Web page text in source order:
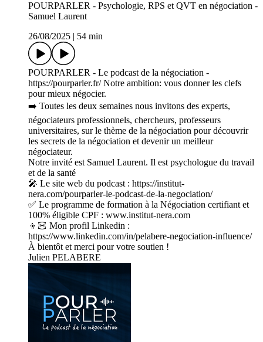
POURPARLER - Psychologie, RPS et QVT en négociation -
Samuel Laurent
26/08/2025
54 min
POURPARLER - Le podcast de la négociation -
https://pourparler.fr/ Notre ambition: vous donner les clefs
pour mieux négocier.
➡️ Toutes les deux semaines nous invitons des experts,
négociateurs professionnels, chercheurs, professeurs
universitaires, sur le thème de la négociation pour découvrir
les secrets de la négociation et devenir un meilleur
négociateur.
Notre invité est Samuel Laurent. Il est psychologue du travail
et de la santé
🎤 Le site web du podcast : https://institut-
nera.com/pourparler-le-podcast-de-la-negociation/
✅ Le programme de formation à la Négociation certifiant et
100% éligible CPF : www.institut-nera.com
👦🏻 Mon profil Linkedin :
https://www.linkedin.com/in/pelabere-negociation-influence/
À bientôt et merci pour votre soutien !
Julien PELABERE